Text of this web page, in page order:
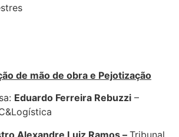
de mão de obra e Pejotização
Eduardo Ferreira Rebuzzi –
Alexandre Luiz Ramos –Tribunal